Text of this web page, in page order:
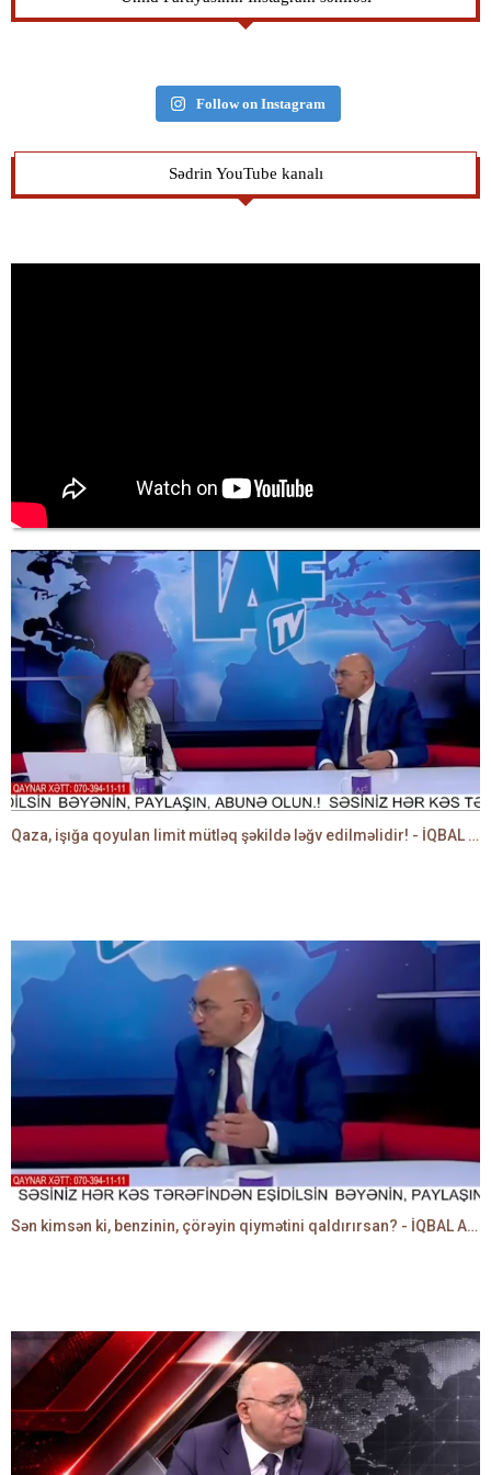
Follow on Instagram
Sədrin YouTube kanalı
Qaza, işığa qoyulan limit mütləq şəkildə ləğv edilməlidir! - İQBAL AĞAZADƏ
Sən kimsən ki, benzinin, çörəyin qiymətini qaldırırsan? - İQBAL AĞAZADƏ